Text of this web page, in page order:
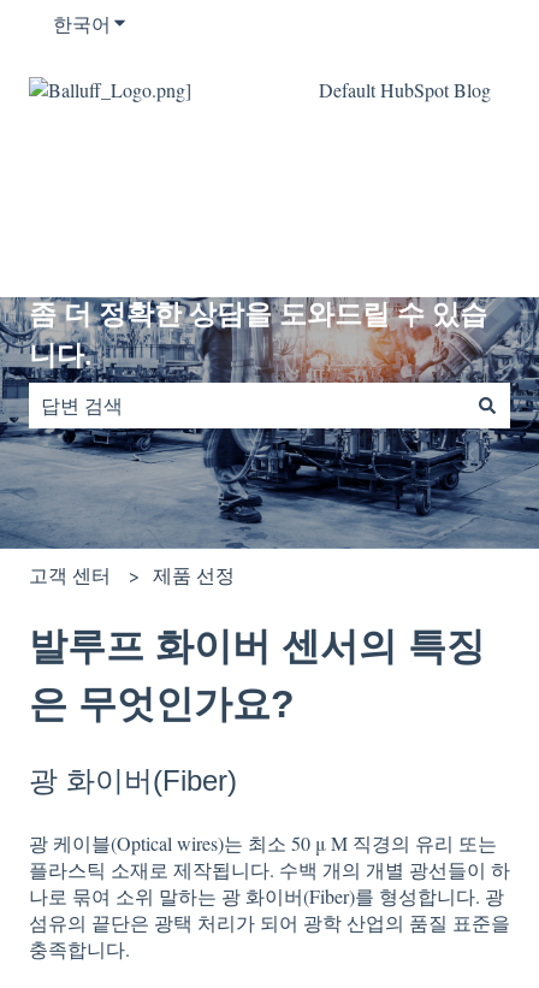
한국어 번역을 위한 하위 메뉴 보기
Default HubSpot Blog
좀 더 정확한 상담을 도와드릴 수 있습
니다.
검색 필드가 비어 있으므로 제안 사항이 없습니다.
고객 센터 제품 선정
발루프 화이버 센서의 특징
은 무엇인가요?
광 화이버(Fiber)
광 케이블(Optical wires)는 최소 50 μ M 직경의 유리 또는
플라스틱 소재로 제작됩니다. 수백 개의 개별 광선들이 하
나로 묶여 소위 말하는 광 화이버(Fiber)를 형성합니다. 광
섬유의 끝단은 광택 처리가 되어 광학 산업의 품질 표준을
충족합니다.